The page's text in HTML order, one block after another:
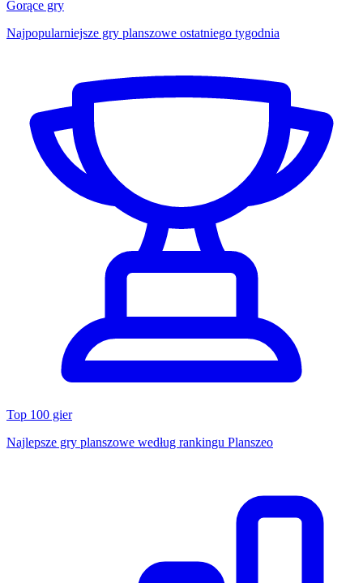
Gorące gry
Najpopularniejsze gry planszowe ostatniego tygodnia
Top 100 gier
Najlepsze gry planszowe według rankingu Planszeo